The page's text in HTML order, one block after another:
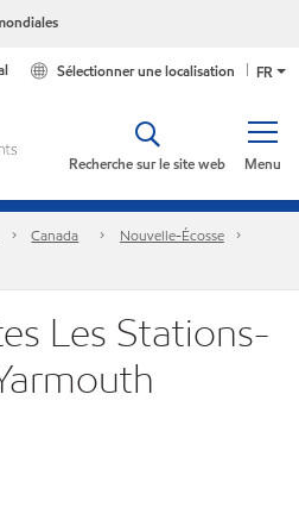
FR
Sélectionner une localisation
Menu
Recherche sur le site web
Canada
Nouvelle-Écosse
Les Stations-